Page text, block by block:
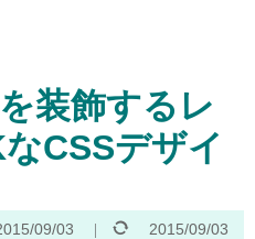
装飾するレ
CSSデザイ
09/03 2015/09/03